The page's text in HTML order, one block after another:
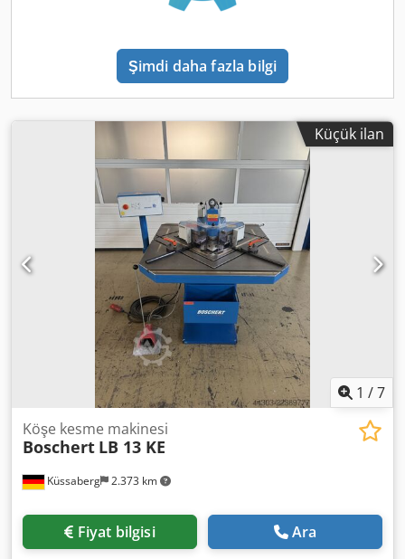
Şimdi daha fazla bilgi
Küçük ilan
1 /7
Küssaberg 2.373 km
Köşe kesme makinesi
Boschert LB 13 KE
Fiyat bilgisi Ara